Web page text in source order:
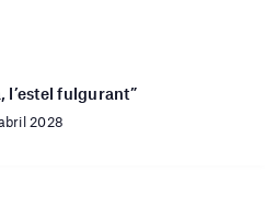
l’estel fulgurant”
2028